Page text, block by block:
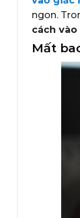
ngon.
cách
Mất